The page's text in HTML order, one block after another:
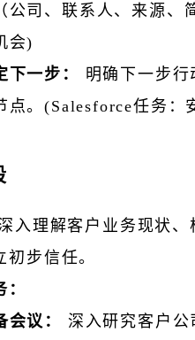
公司、联系人、来源、
会)
下一步：
明确下一步
点。(Salesforce任务：
入理解客户业务现状
初步信任。
会议：
深入研究客户